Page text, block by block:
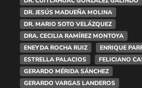
DR. JESÚS MADUEÑA MOLINA
DR. MARIO SOTO VELÁZQUEZ
DRA. CECILIA RAMÍREZ MONTOYA
ENEYDA ROCHA RUIZ
ENRIQUE
ESTRELLA PALACIOS
FELICIANO
GERARDO MÉRIDA SÁNCHEZ
GERARDO VARGAS LANDEROS